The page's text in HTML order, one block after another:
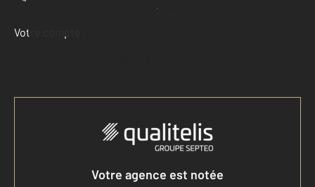
Demander une estimation
Votre compte :
Accéder à mon compte
Votre agence est notée